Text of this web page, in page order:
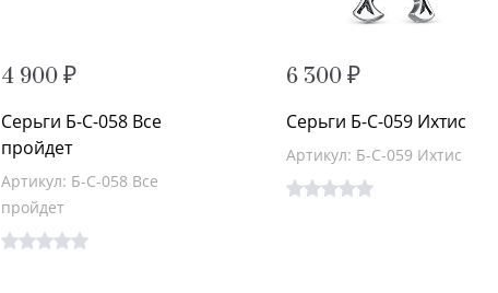
4 900 ₽
Серьги Б-С-058 Все
пройдет
Артикул: Б-С-058 Все
пройдет
6 300 ₽
Серьги Б-С-059 Ихтис
Артикул: Б-С-059 Ихтис